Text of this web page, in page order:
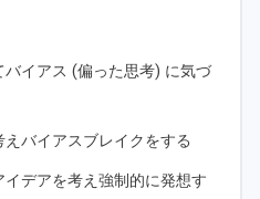
イアス (偏った思考) に気づ
バイアスブレイクをする
デアを考え強制的に発想す